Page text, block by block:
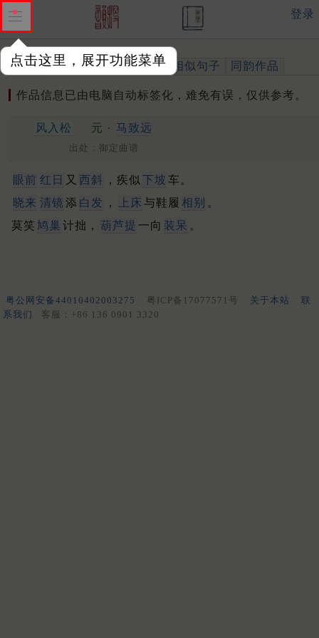
点击这里，展开功能菜单
登录
作品 标注四声 出处、引用 相似句子 同韵作品
作品信息已由电脑自动标签化，难免有误，仅供参考。
风入松 元 · 马致远
出处：御定曲谱
眼前 红日 又 西斜 ，疾似 下坡 车。
晓来 清镜 添 白发 ， 上床 与鞋履 相别 。
莫笑 鸠巢 计拙， 葫芦提 一向 装呆 。
粤公网安备44010402003275 粤ICP备17077571号 关于本站
联
系我们
客服：+86 136 0901 3320